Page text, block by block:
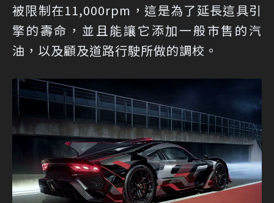
被限制在11,000rpm，這是為了延長這具引
擎的壽命，並且能讓它添加一般市售的汽
油，以及顧及道路行駛所做的調校。